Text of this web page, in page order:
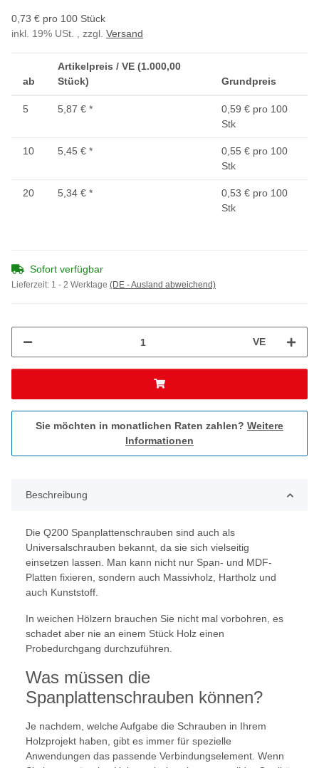
0,73 € pro 100 Stück
inkl. 19% USt. , zzgl. Versand
ab
Artikelpreis / VE (1.000,00
Stück)
Grundpreis
5 5,87 € *
0,59 € pro 100
Stk
10 5,45 € *
0,55 € pro 100
Stk
20 5,34 € *
0,53 € pro 100
Stk
Sofort verfügbar
Lieferzeit: 1 - 2 Werktage (DE - Ausland abweichend)
VE
Sie möchten in monatlichen Raten zahlen? Weitere
Informationen
Beschreibung
Die Q200 Spanplattenschrauben sind auch als
Universalschrauben bekannt, da sie sich vielseitig
einsetzen lassen. Man kann nicht nur Span- und MDF-
Platten fixieren, sondern auch Massivholz, Hartholz und
auch Kunststoff.
In weichen Hölzern brauchen Sie nicht mal vorbohren, es
schadet aber nie an einem Stück Holz einen
Probedurchgang durchzuführen.
Was müssen die
Spanplattenschrauben können?
Je nachdem, welche Aufgabe die Schrauben in Ihrem
Holzprojekt haben, gibt es immer für spezielle
Anwendungen das passende Verbindungselement. Wenn